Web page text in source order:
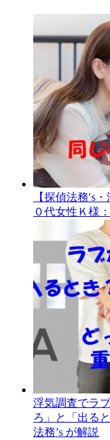
【探偵法務′s
０代女性Ｋ様
浮気調査でラ
ろ」と「出る
法務’s が解説